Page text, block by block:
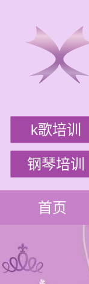
k歌培训
钢琴培训
首页